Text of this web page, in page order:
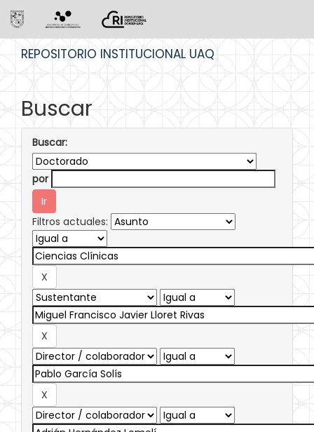
REPOSITORIO INSTITUCIONAL UAQ
Buscar
Buscar:
por
Filtros actuales: